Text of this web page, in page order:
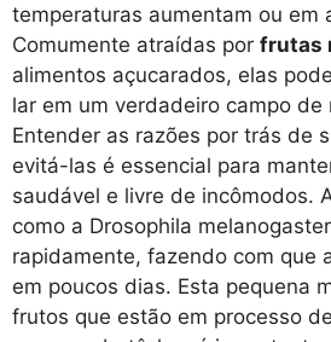
temperaturas aumentam ou em
Comumente atraídas por frutas
alimentos açucarados, elas
lar em um verdadeiro campo de
Entender as razões por trás de
evitá-las é essencial para
saudável e livre de incômodos.
como a Drosophila
rapidamente, fazendo com que
em poucos dias. Esta pequena
frutos que estão em processo de